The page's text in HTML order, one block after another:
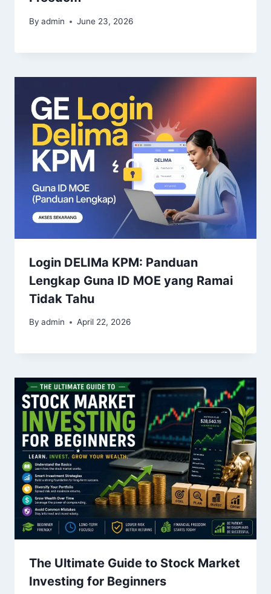
By admin June 23, 2026
Login DELIMa KPM: Panduan
Lengkap Guna ID MOE yang Ramai
Tidak Tahu
By admin April 22, 2026
The Ultimate Guide to Stock Market
Investing for Beginners